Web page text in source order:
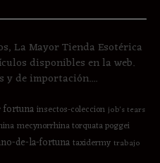
La Mayor Tienda Esotérica
disponibles en la web.
de importación....
fortunainsectos-coleccion job's tears
mecynorrhina torquata poggei
de-la-fortunataxidermy trabajo